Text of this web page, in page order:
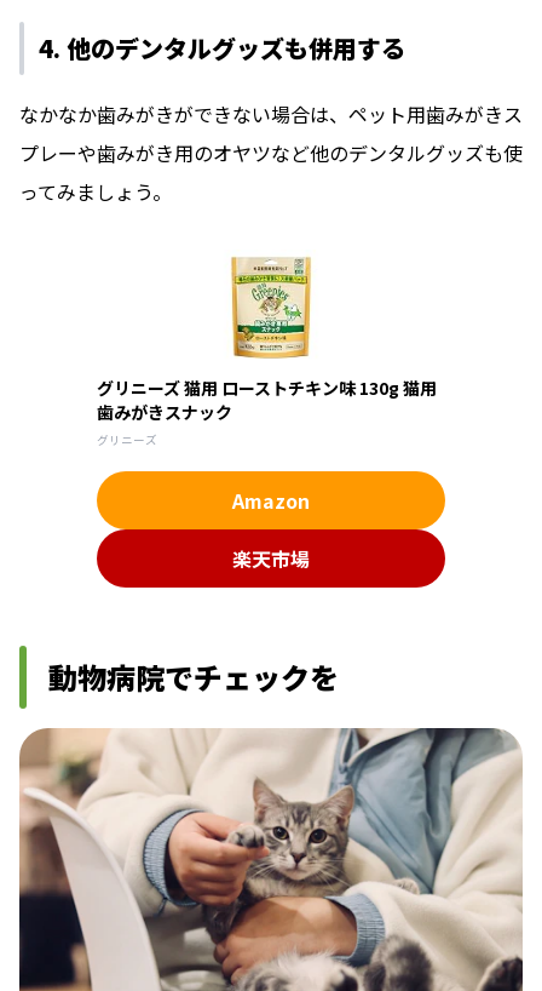
4. 他のデンタルグッズも併用する
なかなか歯みがきができない場合は、ペット用歯みがきス
プレーや歯みがき用のオヤツなど他のデンタルグッズも使
ってみましょう。
グリニーズ 猫用 ローストチキン味 130g 猫用
歯みがきスナック
グリニーズ
Amazon
楽天市場
動物病院でチェックを